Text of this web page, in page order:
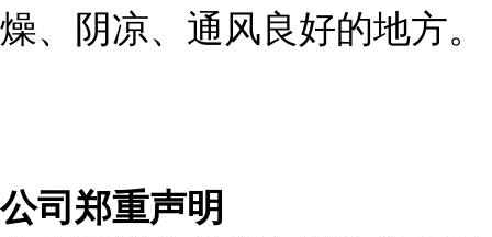
燥、阴凉、通风良好的地方。
公司郑重声明